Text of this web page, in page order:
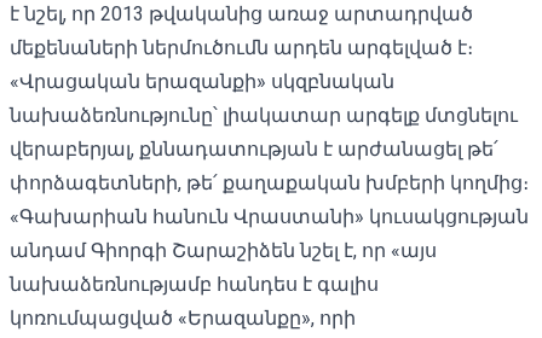
է նշել, որ 2013 թվականից առաջ արտադրված
մեքենաների ներմուծումն արդեն արգելված է։
«Վրացական երազանքի» սկզբնական
նախաձեռնությունը՝ լիակատար արգելք մտցնելու
վերաբերյալ, քննադատության է արժանացել թե՛
փորձագետների, թե՛ քաղաքական խմբերի կողմից։
«Գախարիան հանուն Վրաստանի» կուսակցության
անդամ Գիորգի Շարաշիձեն նշել է, որ «այս
նախաձեռնությամբ հանդես է գալիս
կոռումպացված «Երազանքը», որի